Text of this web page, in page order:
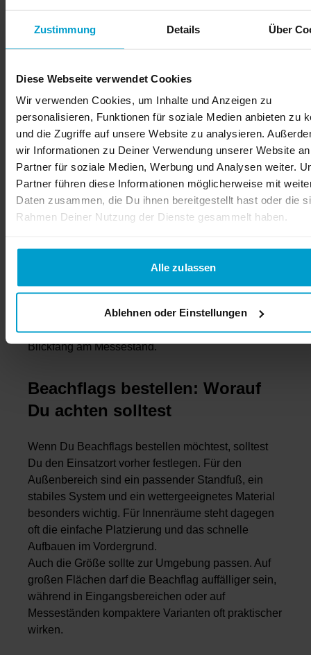
Zustimmung Details Über
Diese Webseite verwendet Cookies
Wir verwenden Cookies, um Inhalte und Anzeigen zu
personalisieren, Funktionen für soziale Medien anbieten zu
und die Zugriffe auf unsere Website zu analysieren.
wir Informationen zu Deiner Verwendung unserer Website
Partner für soziale Medien, Werbung und Analysen weiter.
Partner führen diese Informationen möglicherweise mit
Daten zusammen, die Du ihnen bereitgestellt hast oder die
Rahmen Deiner Nutzung der Dienste gesammelt haben.
Alle zulassen
Ablehnen oder Einstellungen
Wenn Du Beachflags bedrucken lässt, erhältst Du
ein mobiles Werbemittel, das sich einfach
Aktionen wiederverwenden lässt.
Flexibel einsetzbar für Events,
Messen und Verkaufsflächen
Der große Vorteil von Beachflags liegt in ihrer
Mobilität. Du kannst sie dort einsetzen, wo gerade
Aufmerksamkeit entstehen soll: vor dem
Promotionaktionen, auf Märkten,
Sportveranstaltungen, Firmen-Events oder
Auch im Innenbereich können Beachflags sinnvoll
sein, zum Beispiel zur Besucherführung, zur
Kennzeichnung von Aktionsflächen oder als
Blickfang am Messestand.
Beachflags bestellen: Worauf
Du achten solltest
Wenn Du Beachflags bestellen möchtest, solltest
Du den Einsatzort vorher festlegen. Für den
Außenbereich sind ein passender Standfuß, ein
stabiles System und ein wettergeeignetes Material
besonders wichtig. Für Innenräume steht dagegen
oft die einfache Platzierung und das schnelle
Aufbauen im Vordergrund.
Auch die Größe sollte zur Umgebung passen. Auf
großen Flächen darf die Beachflag auffälliger sein,
während in Eingangsbereichen oder auf
Messeständen kompaktere Varianten oft praktischer
wirken.